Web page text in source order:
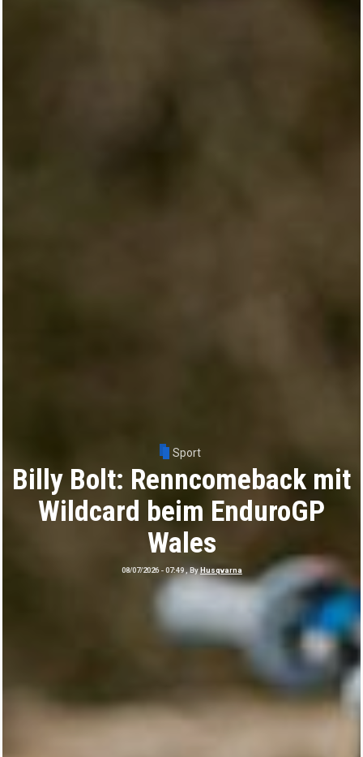
Sport
Tobias Ebster mit neuem ZX
Moto Werksvertrag und
großen Plänen
08/06/2026 - 07:58, ByDaniele Alessandro